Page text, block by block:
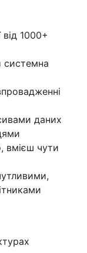
1000+
системна
даних
вмієш чути